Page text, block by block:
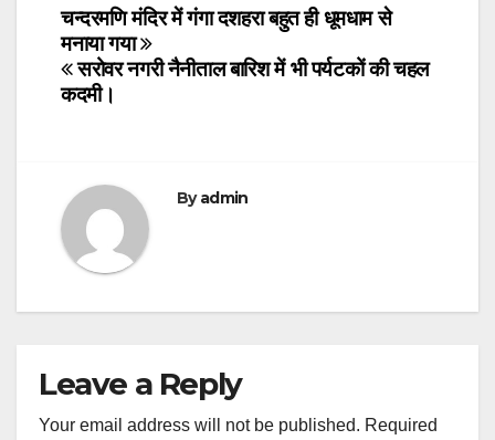
Post
navigation
चन्दरमणि मंदिर में गंगा दशहरा बहुत ही धूमधाम से
मनाया गया
सरोवर नगरी नैनीताल बारिश में भी पर्यटकों की चहल
कदमी।
Byadmin
Leave a Reply
Your email address will not be published. Required